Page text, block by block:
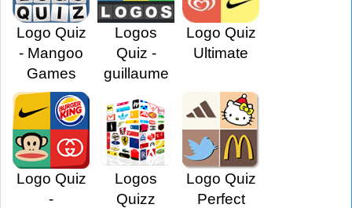
Logo Quiz
- Mangoo
Games
Logos
Quiz -
guillaume
Logo Quiz
Ultimate
Logo Quiz
-
Logos
Quizz
Logo Quiz
Perfect